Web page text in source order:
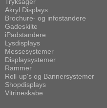
Akryl Displays
Brochure- og infostandere
Gadeskilte
iPadstandere
Lysdisplays
Messesystemer
Displaysystemer
Rammer
Roll-up's og Bannersystemer
Shopdisplays
Vitrineskabe